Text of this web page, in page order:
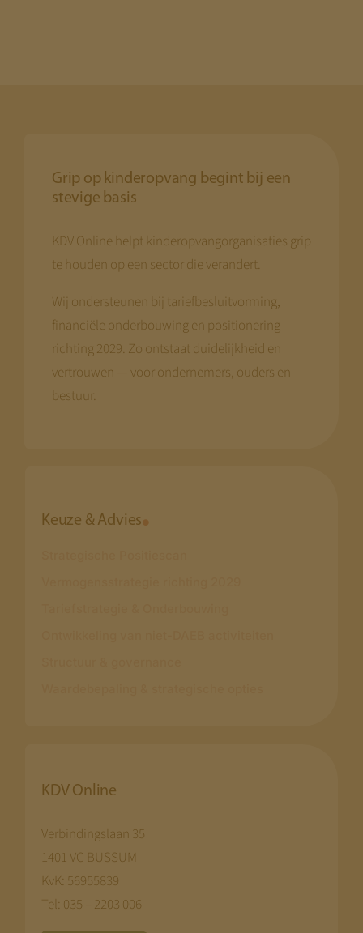
Grip op kinderopvang begint bij een
stevige basis
KDV Online helpt kinderopvangorganisaties grip
te houden op een sector die verandert.
Wij ondersteunen bij tariefbesluitvorming,
financiële onderbouwing en positionering
richting 2029. Zo ontstaat duidelijkheid en
vertrouwen — voor ondernemers, ouders en
bestuur.
Keuze & Advies
KDV Online
Verbindingslaan 35
1401 VC BUSSUM
KvK: 56955839
Tel: 035 – 2203 006